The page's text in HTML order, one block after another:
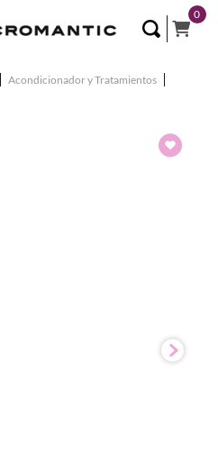
0
Acondicionador y Tratamientos